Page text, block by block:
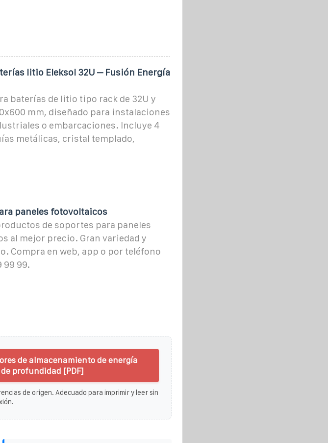
litio Eleksol 32U – Fusión Energía
baterías de litio tipo rack de 32U y
mm, diseñado para instalaciones
o embarcaciones. Incluye 4
metálicas, cristal templado,
paneles fotovoltaicos
de soportes para paneles
al mejor precio. Gran variedad y
Compra en web, app o por teléfono
99 99.
de almacenamiento de energía
profundidad [PDF]
de origen. Adecuado para imprimir y leer sin